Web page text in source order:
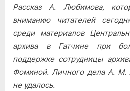
Рассказ А. Любимова,
вниманию читателей
среди материалов
архива в Гатчине при
поддержке сотрудницы
Фоминой. Личного дела А. М.
не удалось.